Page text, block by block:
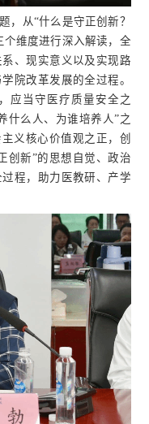
从“什么是守正创新？
个维度进行深入解读，全
系、现实意义以及实现路
院改革发展的全过程。
应当守医疗质量安全之
什么人、为谁培养人”之
义核心价值观之正，创
创新”的思想自觉、政治
程，助力医教研、产学